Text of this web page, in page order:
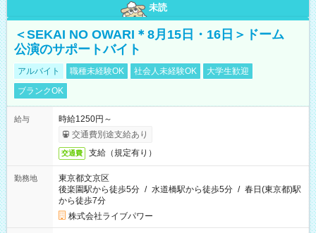
未読
＜SEKAI NO OWARI＊8月15日・16日＞ドーム
公演のサポートバイト
アルバイト 職種未経験OK 社会人未経験OK
大学生歓迎
ブランクOK
給与
時給1250円～
交通費別途支給あり
交通費 支給（規定有り）
勤務地
東京都文京区
後楽園駅から徒歩5分 / 水道橋駅から徒歩5分 / 春日(東京都)駅
から徒歩7分
株式会社ライブパワー